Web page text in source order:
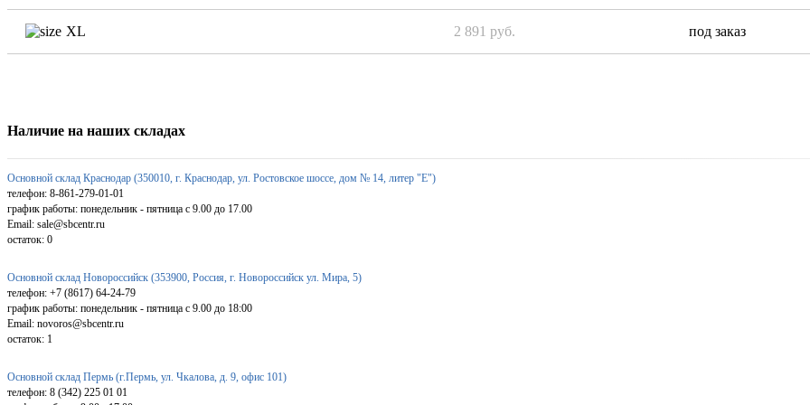
XL 2 891 руб. под заказ
Наличие на наших складах
Основной склад Краснодар (350010, г. Краснодар, ул. Ростовское шоссе, дом № 14, литер "Е")
телефон: 8-861-279-01-01
график работы: понедельник - пятница с 9.00 до 17.00
Email: sale@sbcentr.ru
остаток: 0
Основной склад Новороссийск (353900, Россия, г. Новороссийск ул. Мира, 5)
телефон: +7 (8617) 64-24-79
график работы: понедельник - пятница с 9.00 до 18:00
Email: novoros@sbcentr.ru
остаток: 1
Основной склад Пермь (г.Пермь, ул. Чкалова, д. 9, офис 101)
телефон: 8 (342) 225 01 01